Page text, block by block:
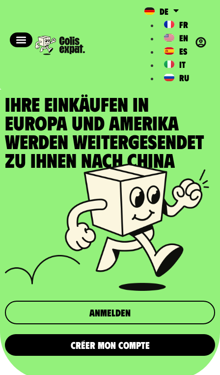
DE
FR
EN
ES
IT
RU
IHRE EINKÄUFEN IN
EUROPA UND AMERIKA
WERDEN WEITERGESENDET
zu Ihnen nach China
Anmelden
CRÉER MON COMPTE